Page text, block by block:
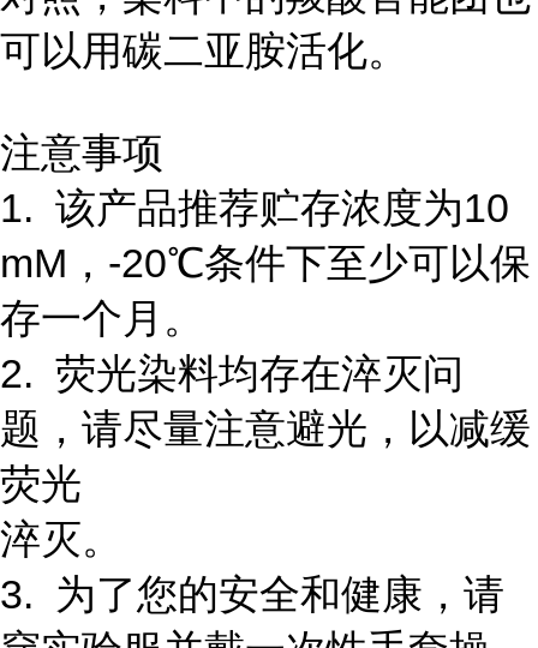
可以用碳二亚胺活化。
注意事项
1. 该产品推荐贮存浓度为10
mM，-20℃条件下至少可以保
存一个月。
2. 荧光染料均存在淬灭问
题，请尽量注意避光，以减缓
荧光
淬灭。
3. 为了您的安全和健康，请